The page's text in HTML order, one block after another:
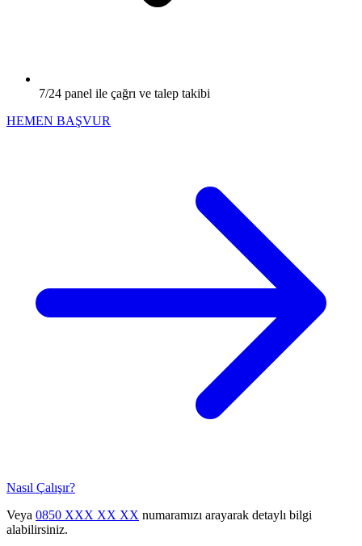
7/24 panel ile çağrı ve talep takibi
HEMEN BAŞVUR
Nasıl Çalışır?
Veya 0850 XXX XX XX numaramızı arayarak detaylı bilgi
alabilirsiniz.